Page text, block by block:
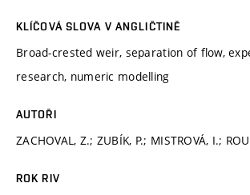
KLÍČOVÁ SLOVA V ANGLIČTINĚ
Broad-crested weir, separation of flow,
research, numeric modelling
AUTOŘI
ZACHOVAL, Z.; ZUBÍK, P.; MISTROVÁ, I.;
ROK RIV